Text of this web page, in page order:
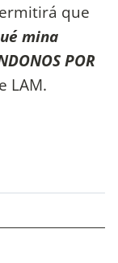
que
mina
POR
LAM.